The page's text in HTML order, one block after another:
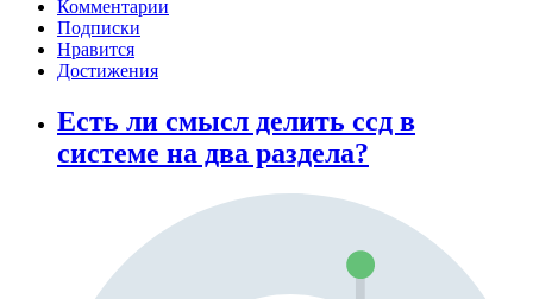
Комментарии
Подписки
Нравится
Достижения
Есть ли смысл делить ссд в
системе на два раздела?